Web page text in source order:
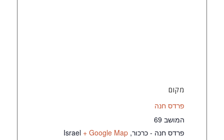
מקום
פרדס חנה
המושב 69
פרדס חנה - כרכור,
Israel + Google Map